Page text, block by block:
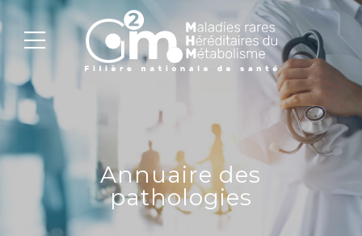
Annuaire des
pathologies